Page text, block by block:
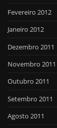
Fevereiro 2012
Janeiro 2012
Dezembro 2011
Novembro 2011
Outubro 2011
Setembro 2011
Agosto 2011